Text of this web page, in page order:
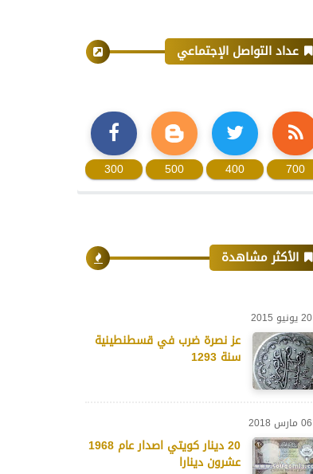
عداد التواصل الإجتماعي
700
400
500
300
الأكثر مشاهدة
20 يونيو 2015
عز نصرة ضرب في قسطنطينية
سنة 1293
06 مارس 2018
20 دينار كويتي اصدار عام 1968
عشرون دينارا